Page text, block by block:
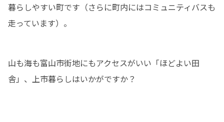
暮らしやすい町です（さらに町内にはコミュニティバスも
走っています）。
山も海も富山市街地にもアクセスがいい「ほどよい田
舎」、上市暮らしはいかがですか？